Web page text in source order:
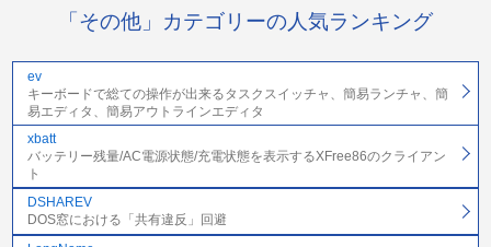
「その他」カテゴリーの人気ランキング
ev
キーボードで総ての操作が出来るタスクスイッチャ、簡易ランチャ、簡
易エディタ、簡易アウトラインエディタ
xbatt
バッテリー残量/AC電源状態/充電状態を表示するXFree86のクライアン
ト
DSHAREV
DOS窓における「共有違反」回避